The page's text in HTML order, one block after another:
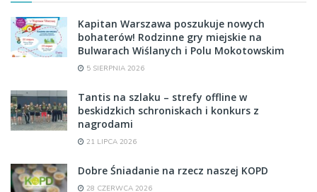
Kapitan Warszawa poszukuje nowych
bohaterów! Rodzinne gry miejskie na
Bulwarach Wiślanych i Polu Mokotowskim
5 SIERPNIA 2026
Tantis na szlaku – strefy offline w
beskidzkich schroniskach i konkurs z
nagrodami
21 LIPCA 2026
Dobre Śniadanie na rzecz naszej KOPD
28 CZERWCA 2026